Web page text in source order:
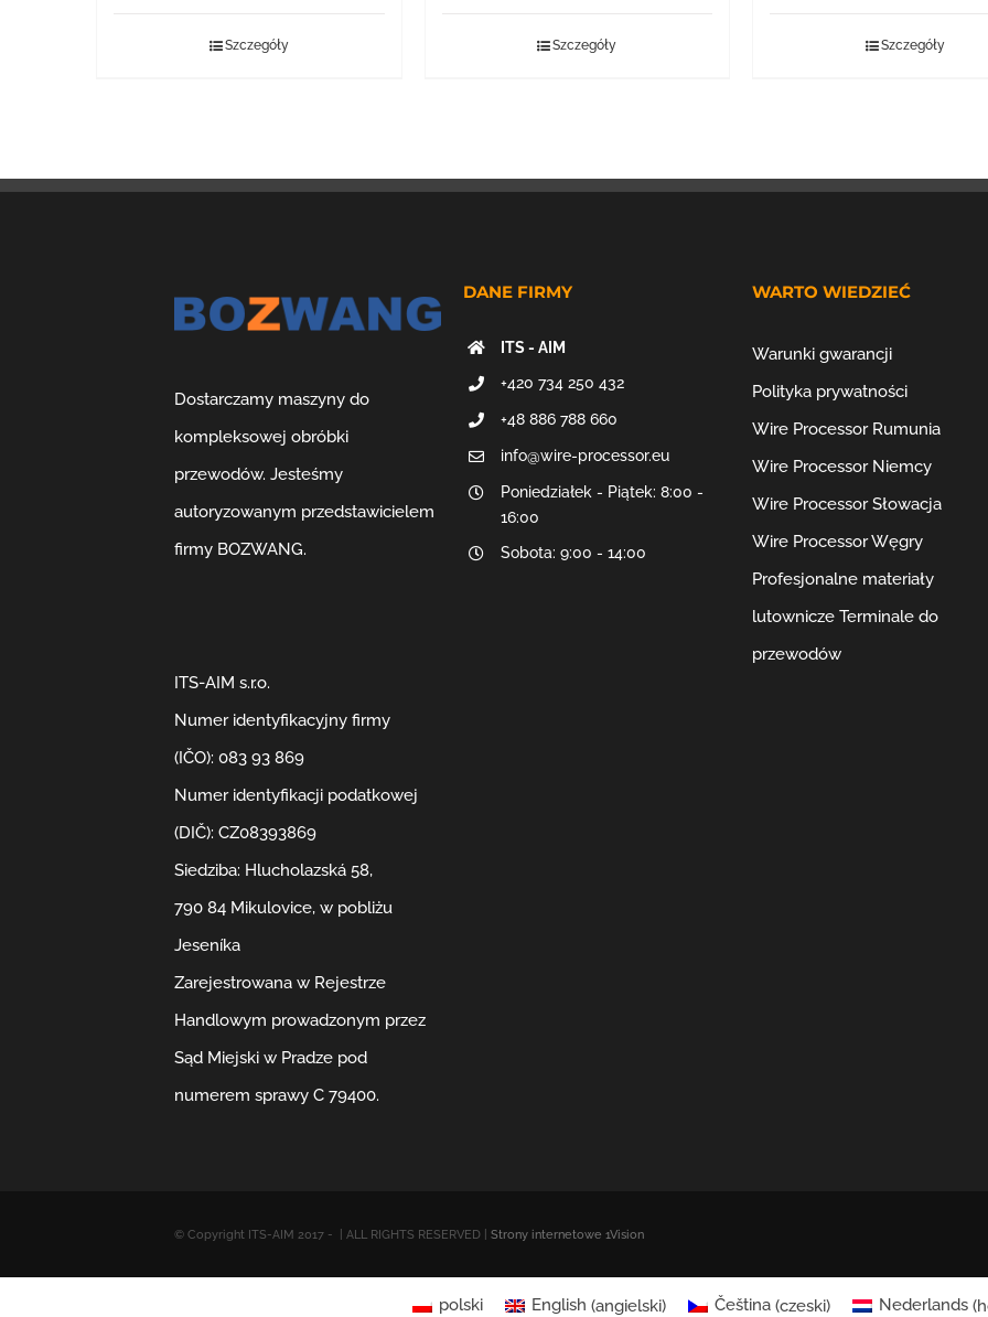
Szczegóły Szczegóły Szczegóły
Dostarczamy maszyny do
kompleksowej obróbki
przewodów. Jesteśmy
autoryzowanym przedstawicielem
firmy BOZWANG.
ITS-AIM s.r.o.
Numer identyfikacyjny firmy
(IČO): 083 93 869
Numer identyfikacji podatkowej
(DIČ): CZ08393869
Siedziba: Hlucholazská 58,
790 84 Mikulovice, w pobliżu
Jeseníka
Zarejestrowana w Rejestrze
Handlowym prowadzonym przez
Sąd Miejski w Pradze pod
numerem sprawy C 79400.
DANE FIRMY
ITS - AIM
+420 734 250 432
+48 886 788 660
info@wire-processor.eu
Poniedziałek - Piątek: 8:00 -
16:00
Sobota: 9:00 - 14:00
WARTO WIEDZIEĆ
Warunki gwarancji
Polityka prywatności
Wire Processor Rumunia
Wire Processor Niemcy
Wire Processor Słowacja
Wire Processor Węgry
Profesjonalne materiały
lutownicze Terminale do
przewodów
© Copyright ITS-AIM 2017 - | ALL RIGHTS RESERVED |Strony internetowe 1Vision
polski English (angielski) Čeština(czeski) Nederlands(